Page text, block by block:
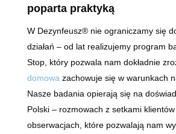
poparta praktyką
W Dezynfeusz® nie ograniczamy się
działań – od lat realizujemy program
Stop, który pozwala nam dokładnie
domowa zachowuje się w warunkach
Nasze badania opierają się na
Polski – rozmowach z setkami
obserwacjach, które pozwalają nam